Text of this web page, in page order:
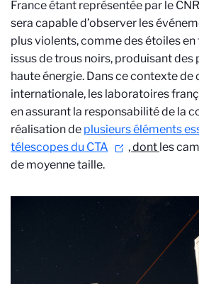
France étant représentée par le
sera capable d’observer les
plus violents, comme des étoiles en
issus de trous noirs, produisant des
haute énergie. Dans ce contexte
internationale, les laboratoires
en assurant la responsabilité de la
réalisation de plusieurs éléments
télescopes du CTA
, dont les
de moyenne taille.